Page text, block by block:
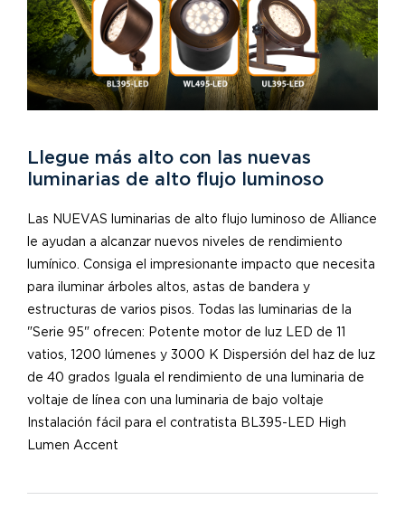
Llegue más alto con las nuevas
luminarias de alto flujo luminoso
Las NUEVAS luminarias de alto flujo luminoso de Alliance
le ayudan a alcanzar nuevos niveles de rendimiento
lumínico. Consiga el impresionante impacto que necesita
para iluminar árboles altos, astas de bandera y
estructuras de varios pisos. Todas las luminarias de la
"Serie 95" ofrecen: Potente motor de luz LED de 11
vatios, 1200 lúmenes y 3000 K Dispersión del haz de luz
de 40 grados Iguala el rendimiento de una luminaria de
voltaje de línea con una luminaria de bajo voltaje
Instalación fácil para el contratista BL395-LED High
Lumen Accent